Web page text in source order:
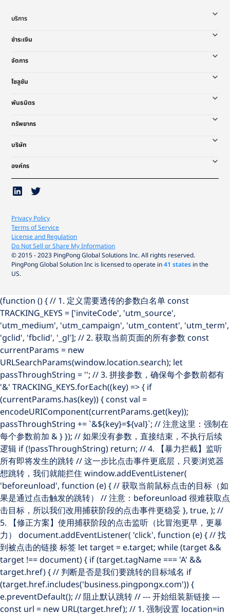
บริการ
ชำระเงิน
จัดการ
โซลูชัน
พันธมิตร
ทรัพยากร
บริษัท
องค์กร
Privacy Policy
Terms of Service
License and Regulation
Do Not Sell or Share My Information
© 2015 - 2023 PingPong Global Solutions Inc. All rights reserved.
PingPong Global Solution Inc is licensed to operate in41 states in the
US.
(function () { // 1. 定义需要透传的参数白名单 const
TRACKING_KEYS = ['inviteCode', 'utm_source',
'utm_medium', 'utm_campaign', 'utm_content', 'utm_term',
'gclid', 'fbclid', '_gl']; // 2. 获取当前页面的所有参数 const
currentParams = new
URLSearchParams(window.location.search); let
passThroughString = ''; // 3. 拼接参数，确保每个参数前都有
'&' TRACKING_KEYS.forEach((key) => { if
(currentParams.has(key)) { const val =
encodeURIComponent(currentParams.get(key));
passThroughString += `&${key}=${val}`; // 注意这里：强制在
每个参数前加 & } }); // 如果没有参数，直接结束，不执行后续
逻辑 if (!passThroughString) return; // 4. 【暴力拦截】监听
所有即将发生的跳转 // 这一步比点击事件更底层，只要浏览器
想跳转，我们就能拦住 window.addEventListener(
'beforeunload', function (e) { // 获取当前鼠标点击的目标（如
果是通过点击触发的跳转） // 注意：beforeunload 很难获取点
击目标，所以我们改用捕获阶段的点击事件更稳妥 }, true, ); //
5. 【修正方案】使用捕获阶段的点击监听（比冒泡更早，更暴
力） document.addEventListener( 'click', function (e) { // 找
到被点击的链接标签 let target = e.target; while (target &&
target !== document) { if (target.tagName === 'A' &&
target.href) { // 判断是否是我们要跳转的目标域名 if
(target.href.includes('business.pingpongx.com')) {
e.preventDefault(); // 阻止默认跳转 // --- 开始组装新链接 ---
const url = new URL(target.href); // 1. 强制设置 location=in